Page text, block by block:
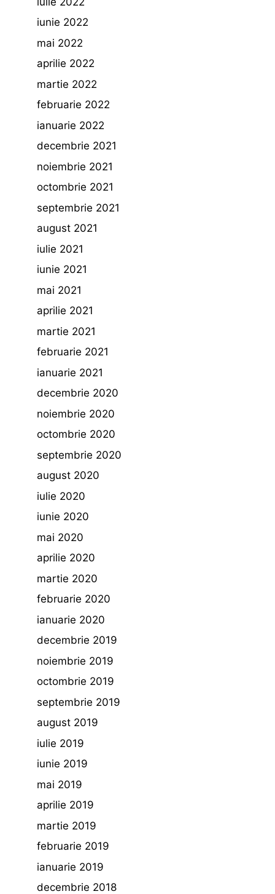
iunie 2022
mai 2022
aprilie 2022
martie 2022
februarie 2022
ianuarie 2022
decembrie 2021
noiembrie 2021
octombrie 2021
septembrie 2021
august 2021
iulie 2021
iunie 2021
mai 2021
aprilie 2021
martie 2021
februarie 2021
ianuarie 2021
decembrie 2020
noiembrie 2020
octombrie 2020
septembrie 2020
august 2020
iulie 2020
iunie 2020
mai 2020
aprilie 2020
martie 2020
februarie 2020
ianuarie 2020
decembrie 2019
noiembrie 2019
octombrie 2019
septembrie 2019
august 2019
iulie 2019
iunie 2019
mai 2019
aprilie 2019
martie 2019
februarie 2019
ianuarie 2019
decembrie 2018